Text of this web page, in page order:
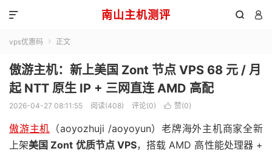
南山主机测评  

vps优惠码  正文
傲游主机：新上美国 Zont 节点 VPS 68 元 / 月
起 NTT 原生 IP + 三网直连 AMD 高配
2026-04-27 08:11:55 阅读(408) 评论(0)  赞(0)
傲游主机 （aoyozhuji /aoyoyun）老牌海外主机商家全新
上架美国 Zont 优质节点 VPS，搭载 AMD 高性能处理器 +